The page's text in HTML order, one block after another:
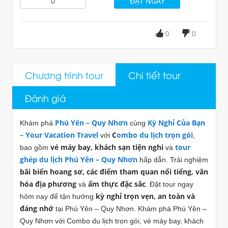
0
0
Chương trình tour
Chi tiết tour
Đánh giá
Khám phá Phú Yên – Quy Nhơn cùng Kỳ Nghỉ Của Bạn
– Your Vacation Travel với Combo du lịch trọn gói
bao gồm vé máy bay, khách sạn tiện nghi và tour
ghép du lịch Phú Yên – Quy Nhơn hấp dẫn. Trải nghiệm
bãi biển hoang sơ, các điểm tham quan nổi tiếng, văn
hóa địa phương và ẩm thực đặc sắc . Đặt tour ngay
hôm nay để tận hưởng kỳ nghỉ trọn vẹn, an toàn và
đáng nhớ tại Phú Yên – Quy Nhơn. Khám phá Phú Yên –
Quy Nhơn với Combo du lịch trọn gói, vé máy bay, khách